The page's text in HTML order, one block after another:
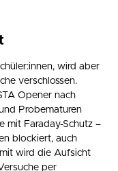
wird aber
verschlossen.
Opener nach
Probematuren
mit Faraday-Schutz –
blockiert, auch
wird die Aufsicht
per